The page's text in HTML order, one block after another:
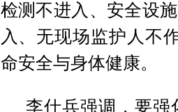
检测不进入、安全设
入、无现场监护人不
命安全与身体健康。
李仕兵强调，要